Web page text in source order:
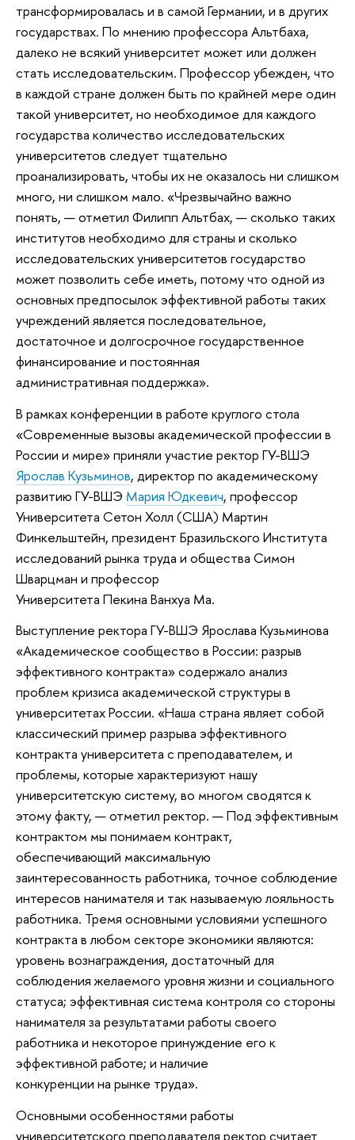
трансформировалась и в самой Германии, и в других
государствах. По мнению профессора Альтбаха,
далеко не всякий университет может или должен
стать исследовательским. Профессор убежден, что
в каждой стране должен быть по крайней мере один
такой университет, но необходимое для каждого
государства количество исследовательских
университетов следует тщательно
проанализировать, чтобы их не оказалось ни слишком
много, ни слишком мало. «Чрезвычайно важно
понять, — отметил Филипп Альтбах, — сколько таких
институтов необходимо для страны и сколько
исследовательских университетов государство
может позволить себе иметь, потому что одной из
основных предпосылок эффективной работы таких
учреждений является последовательное,
достаточное и долгосрочное государственное
финансирование и постоянная
административная поддержка».
В рамках конференции в работе круглого стола
«Современные вызовы академической профессии в
России и мире» приняли участие ректор ГУ-ВШЭ
Ярослав Кузьминов, директор по академическому
развитию ГУ-ВШЭ Мария Юдкевич, профессор
Университета Сетон Холл (США) Мартин
Финкельштейн, президент Бразильского Института
исследований рынка труда и общества Симон
Шварцман и профессор
Университета Пекина Ванхуа Ма.
Выступление ректора ГУ-ВШЭ Ярослава Кузьминова
«Академическое сообщество в России: разрыв
эффективного контракта» содержало анализ
проблем кризиса академической структуры в
университетах России. «Наша страна являет собой
классический пример разрыва эффективного
контракта университета с преподавателем, и
проблемы, которые характеризуют нашу
университетскую систему, во многом сводятся к
этому факту, — отметил ректор. — Под эффективным
контрактом мы понимаем контракт,
обеспечивающий максимальную
заинтересованность работника, точное соблюдение
интересов нанимателя и так называемую лояльность
работника. Тремя основными условиями успешного
контракта в любом секторе экономики являются:
уровень вознаграждения, достаточный для
соблюдения желаемого уровня жизни и социального
статуса; эффективная система контроля со стороны
нанимателя за результатами работы своего
работника и некоторое принуждение его к
эффективной работе; и наличие
конкуренции на рынке труда».
Основными особенностями работы
университетского преподавателя ректор считает